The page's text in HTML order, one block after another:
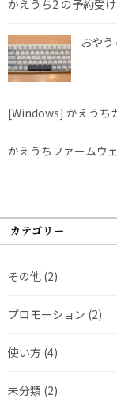
かえうち2 の予約受
おや
[Windows] かえうち
かえうちファームウ
カテゴリー
その他 (2)
プロモーション (2)
使い方 (4)
未分類 (2)